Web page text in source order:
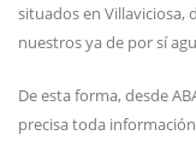
situados en Villaviciosa,
nuestros ya de por sí
De esta forma, desde
precisa toda